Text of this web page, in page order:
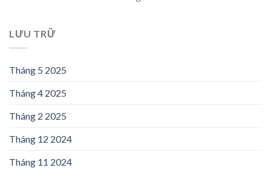
LƯU TRỮ
Tháng 5 2025
Tháng 4 2025
Tháng 2 2025
Tháng 12 2024
Tháng 11 2024